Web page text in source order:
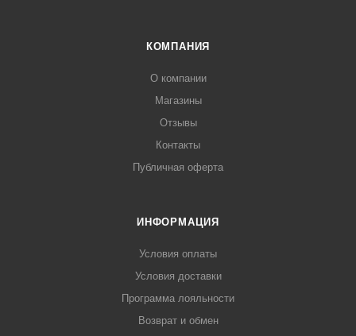
КОМПАНИЯ
О компании
Магазины
Отзывы
Контакты
Публичная оферта
ИНФОРМАЦИЯ
Условия оплаты
Условия доставки
Программа лояльности
Возврат и обмен